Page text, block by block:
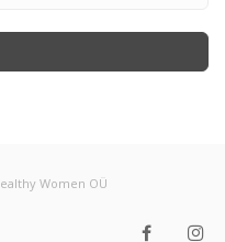
Women OÜ